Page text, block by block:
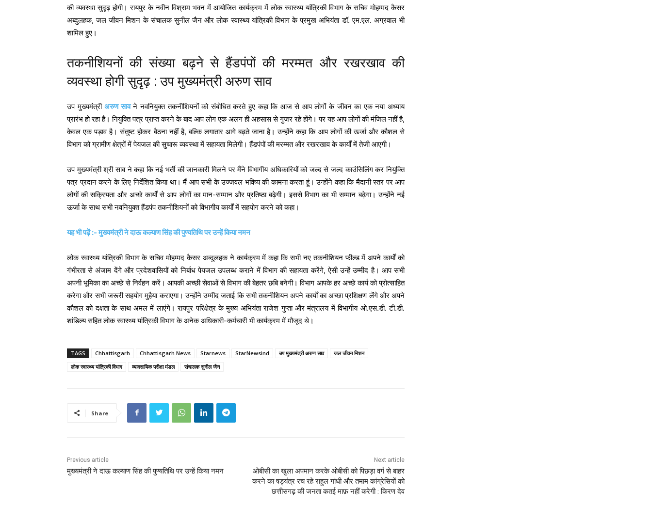
की व्यवस्था सुदृढ़ होगी। रायपुर के नवीन विश्राम भवन में आयोजित कार्यक्रम में लोक स्वास्थ्य यांत्रिकी विभाग के सचिव मोहम्मद कैसर
अब्दुलहक, जल जीवन मिशन के संचालक सुनील जैन और लोक स्वास्थ्य यांत्रिकी विभाग के प्रमुख अभियंता डॉ. एम.एल. अग्रवाल भी
शामिल हुए।
तकनीशियनों की संख्या बढ़ने से हैंडपंपों की मरम्मत और रखरखाव की
व्यवस्था होगी सुदृढ़ : उप मुख्यमंत्री अरुण साव
उप मुख्यमंत्रीअरुण सावने नवनियुक्त तकनीशियनों को संबोधित करते हुए कहा कि आज से आप लोगों के जीवन का एक नया अध्याय
प्रारंभ हो रहा है। नियुक्ति पत्र प्राप्त करने के बाद आप लोग एक अलग ही अहसास से गुजर रहे होंगे। पर यह आप लोगों की मंजिल नहीं है,
केवल एक पड़ाव है। संतुष्ट होकर बैठना नहीं है, बल्कि लगातार आगे बढ़ते जाना है। उन्होंने कहा कि आप लोगों की ऊर्जा और कौशल से
विभाग को ग्रामीण क्षेत्रों में पेयजल की सुचारू व्यवस्था में सहायता मिलेगी। हैंडपंपों की मरम्मत और रखरखाव के कार्यों में तेजी आएगी।
उप मुख्यमंत्री श्री साव ने कहा कि नई भर्ती की जानकारी मिलने पर मैंने विभागीय अधिकारियों को जल्द से जल्द काउंसिलिंग कर नियुक्ति
पत्र प्रदान करने के लिए निर्देशित किया था। मैं आप सभी के उज्जवल भविष्य की कामना करता हूं। उन्होंने कहा कि मैदानी स्तर पर आप
लोगों की सक्रियता और अच्छे कार्यों से आप लोगों का मान-सम्मान और प्रतिष्ठा बढ़ेगी। इससे विभाग का भी सम्मान बढ़ेगा। उन्होंने नई
ऊर्जा के साथ सभी नवनियुक्त हैंडपंप तकनीशियनों को विभागीय कार्यों में सहयोग करने को कहा।
यह भी पढ़ें :- मुख्यमंत्री ने दाऊ कल्याण सिंह की पुण्यतिथि पर उन्हें किया नमन
लोक स्वास्थ्य यांत्रिकी विभाग के सचिव मोहम्मद कैसर अब्दुलहक ने कार्यक्रम में कहा कि सभी नए तकनीशियन फील्ड में अपने कार्यों को
गंभीरता से अंजाम देंगे और प्रदेशवासियों को निर्बाध पेयजल उपलब्ध कराने में विभाग की सहायता करेंगे, ऐसी उन्हें उम्मीद है। आप सभी
अपनी भूमिका का अच्छे से निर्वहन करें। आपकी अच्छी सेवाओं से विभाग की बेहतर छबि बनेगी। विभाग आपके हर अच्छे कार्य को प्रोत्साहित
करेगा और सभी जरूरी सहयोग मुहैया कराएगा। उन्होंने उम्मीद जताई कि सभी तकनीशियन अपने कार्यों का अच्छा प्रशिक्षण लेंगे और अपने
कौशल को दक्षता के साथ अमल में लाएंगे। रायपुर परिक्षेत्र के मुख्य अभियंता राजेश गुप्ता और मंत्रालय में विभागीय ओ.एस.डी. टी.डी.
शांडिल्य सहित लोक स्वास्थ्य यांत्रिकी विभाग के अनेक अधिकारी-कर्मचारी भी कार्यक्रम में मौजूद थे।
TAGS Chhattisgarh Chhattisgarh News Starnews StarNewsind उप मुख्यमंत्री अरुण साव
जल जीवन मिशन
लोक स्वास्थ्य यांत्रिकी विभाग
व्यावसायिक परीक्षा मंडल संचालक सुनील जैन
Share
Previous article
मुख्यमंत्री ने दाऊ कल्याण सिंह की पुण्यतिथि पर उन्हें किया नमन
Next article
ओबीसी का खुला अपमान करके ओबीसी को पिछड़ा वर्ग से बाहर
करने का षड्यंत्र रच रहे राहुल गांधी और तमाम कांग्रेसियों को
छत्तीसगढ़ की जनता कतई माफ़ नहीं करेगी : किरण देव